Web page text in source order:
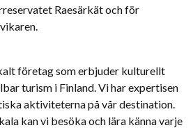
Raesärkät och för
företag som erbjuder kulturellt
turism i Finland. Vi har expertisen
aktiviteterna på vår destination.
kan vi besöka och lära känna varje